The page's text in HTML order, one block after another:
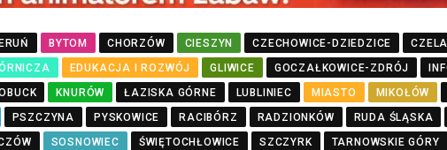
BYTOM CHORZÓW CIESZYN CZECHOWICE-DZIEDZICE
EDUKACJA I ROZWÓJ GLIWICE GOCZAŁKOWICE-ZDRÓJ
KNURÓW ŁAZISKA GÓRNE LUBLINIEC MIASTO MIKOŁÓW
PSZCZYNA PYSKOWICE RACIBÓRZ RADZIONKÓW RUDA ŚLĄSKA
SOSNOWIEC ŚWIĘTOCHŁOWICE SZCZYRK TARNOWSKIE GÓRY